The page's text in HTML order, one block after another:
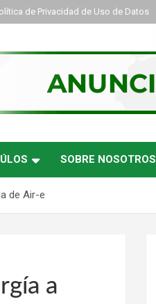
de Privacidad de Uso de Datos
SOBRE NOSOTROS
de Air-e
a